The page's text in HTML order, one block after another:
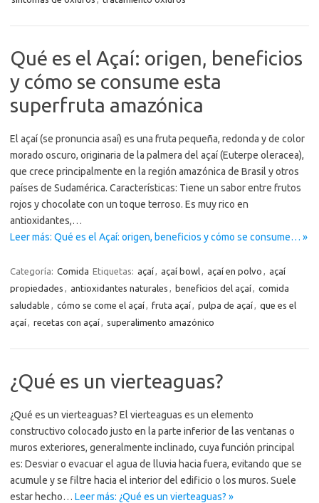
Qué es el Açaí: origen, beneficios
y cómo se consume esta
superfruta amazónica
El açaí (se pronuncia asaí) es una fruta pequeña, redonda y de color
morado oscuro, originaria de la palmera del açaí (Euterpe oleracea),
que crece principalmente en la región amazónica de Brasil y otros
países de Sudamérica. Características: Tiene un sabor entre frutos
rojos y chocolate con un toque terroso. Es muy rico en
antioxidantes,…
Leer más: Qué es el Açaí: origen, beneficios y cómo se consume… »
Categoría: Comida Etiquetas: açaí, açaí bowl, açaí en polvo , açaí
propiedades , antioxidantes naturales , beneficios del açaí, comida
saludable , cómo se come el açaí, fruta açaí, pulpa de açaí, que es el
açaí, recetas con açaí, superalimento amazónico
¿Qué es un vierteaguas?
¿Qué es un vierteaguas? El vierteaguas es un elemento
constructivo colocado justo en la parte inferior de las ventanas o
muros exteriores, generalmente inclinado, cuya función principal
es: Desviar o evacuar el agua de lluvia hacia fuera, evitando que se
acumule y se filtre hacia el interior del edificio o los muros. Suele
estar hecho… Leer más: ¿Qué es un vierteaguas? »